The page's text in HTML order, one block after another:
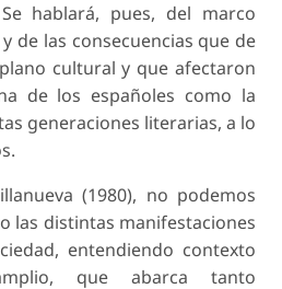
hablará, pues, del marco
de las consecuencias que de
cultural y que afectaron
de los españoles como la
generaciones literarias, a lo
(1980), no podemos
las distintas manifestaciones
entendiendo contexto
que abarca tanto